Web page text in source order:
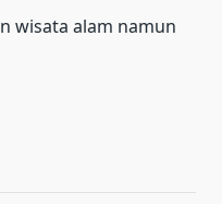
wisata alam namun